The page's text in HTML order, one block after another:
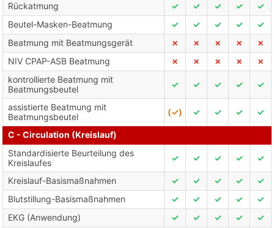
Rückatmung
✓ ✓ ✓ ✓
✓
Beutel-Masken-Beatmung
✓ ✓ ✓ ✓
✓
Beatmung mit Beatmungsgerät
✗ ✗ ✗ ✗
✗
NIV CPAP-ASB Beatmung
✗ ✗ ✗ ✗
✗
kontrollierte Beatmung mit
Beatmungsbeutel
✓ ✓ ✓ ✓ ✓
assistierte Beatmung mit
Beatmungsbeutel
(✓) ✓ ✓ ✓ ✓
C - Circulation (Kreislauf)
Standardisierte Beurteilung des
Kreislaufes
✓ ✓ ✓ ✓ ✓
Kreislauf-Basismaßnahmen ✓ ✓ ✓ ✓
✓
Blutstillung-Basismaßnahmen
✓ ✓ ✓ ✓
✓
EKG (Anwendung)
✓ ✓ ✓ ✓
✓